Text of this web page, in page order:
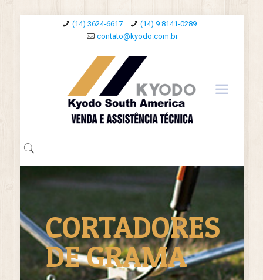
(14) 3624-6617
(14) 9.8141-0289
contato@kyodo.com.br
CORTADORES
DE GRAMA